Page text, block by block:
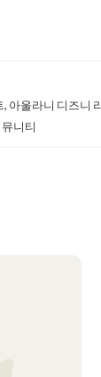
울라니 디즈
니티